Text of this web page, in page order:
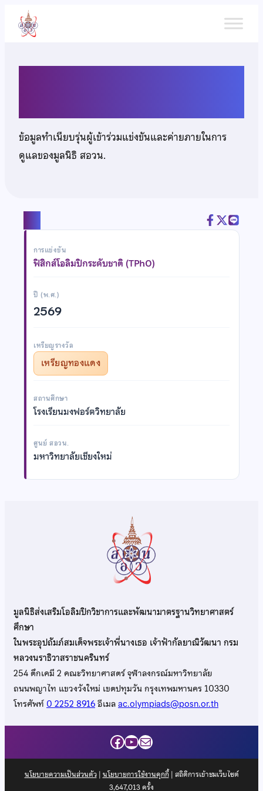
เนื้อหา
ข้อมูลทำเนียบรุ่นผู้เข้าร่วมแข่งขันและค่ายภายในการ
ดูแลของมูลนิธิ สอวน.
การแข่งขัน
ฟิสิกส์โอลิมปิกระดับชาติ (TPhO)
ปี (พ.ศ.)
2569
เหรียญรางวัล
เหรียญทองแดง
สถานศึกษา
โรงเรียนมงฟอร์ตวิทยาลัย
ศูนย์ สอวน.
มหาวิทยาลัยเชียงใหม่
มูลนิธิส่งเสริมโอลิมปิกวิชาการและพัฒนามาตรฐานวิทยาศาสตร์
ศึกษา
ในพระอุปถัมภ์สมเด็จพระเจ้าพี่นางเธอ เจ้าฟ้ากัลยาณิวัฒนา กรม
หลวงนราธิวาสราชนครินทร์
254 ตึกเคมี 2 คณะวิทยาศาสตร์ จุฬาลงกรณ์มหาวิทยาลัย
ถนนพญาไท แขวงวังใหม่ เขตปทุมวัน กรุงเทพมหานคร 10330
โทรศัพท์0 2252 8916อีเมลac.olympiads@posn.or.th
Facebook
YouTube
Mail
นโยบายความเป็นส่วนตัว| นโยบายการใช้งานคุกกี้| สถิติการเข้าชมเว็บไซต์
3,647,013ครั้ง